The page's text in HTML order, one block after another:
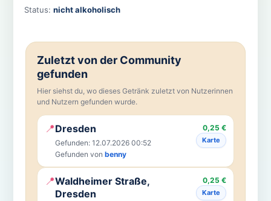
Status: nicht alkoholisch
Zuletzt von der Community
gefunden
Hier siehst du, wo dieses Getränk zuletzt von Nutzerinnen
und Nutzern gefunden wurde.
📍Dresden
Gefunden: 12.07.2026 00:52
Gefunden von benny
0,25 €
Karte
📍Waldheimer Straße,
Dresden
0,25 €
Karte